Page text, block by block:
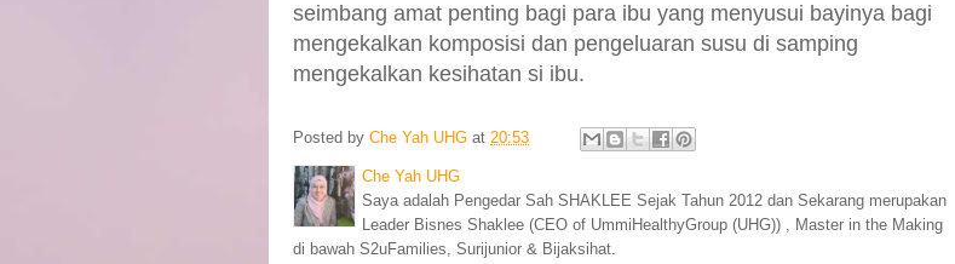
seimbang amat penting bagi para ibu yang menyusui bayinya bagi
mengekalkan komposisi dan pengeluaran susu di samping
mengekalkan kesihatan si ibu.
Posted by Che Yah UHG at 20:53
Che Yah UHG
Saya adalah Pengedar Sah SHAKLEE Sejak Tahun 2012 dan Sekarang merupakan
Leader Bisnes Shaklee (CEO of UmmiHealthyGroup (UHG)) , Master in the Making
di bawah S2uFamilies, Surijunior & Bijaksihat.